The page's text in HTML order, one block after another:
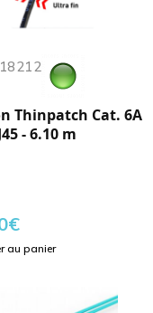
Thinpatch Cat. 6A
- 6.10 m
€
au panier